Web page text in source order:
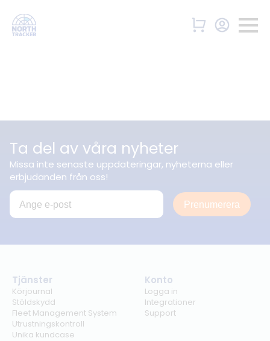
Ta del av våra nyheter
Missa inte senaste uppdateringar, nyheterna eller
erbjudanden från oss!
Prenumerera
Tjänster
Körjournal
Stöldskydd
Fleet Management System
Utrustningskontroll
Unika kundcase
Konto
Logga in
Integrationer
Support